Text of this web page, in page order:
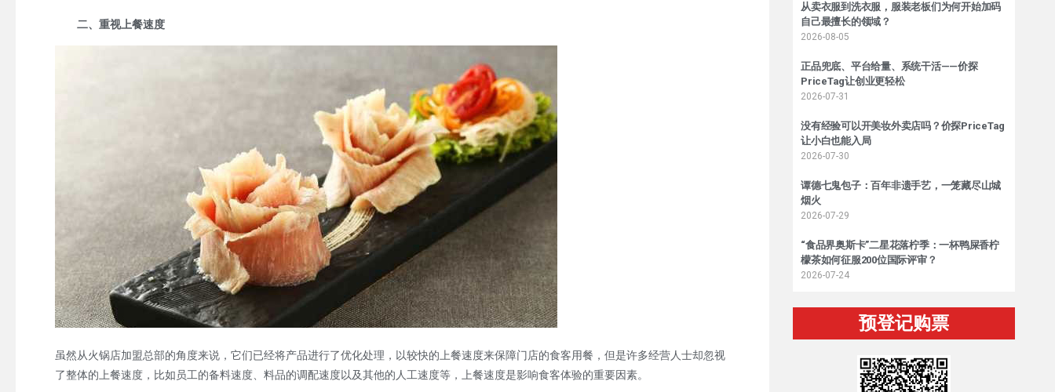
二、重视上餐速度
虽然从火锅店加盟总部的角度来说，它们已经将产品进行了优化处理，以较快的上餐速度来保障门店的食客用餐，但是许多经营人士却忽视
了整体的上餐速度，比如员工的备料速度、料品的调配速度以及其他的人工速度等，上餐速度是影响食客体验的重要因素。
从卖衣服到洗衣服，服装老板们为何开始加码
自己最擅长的领域？
2026-08-05
正品兜底、平台给量、系统干活——价探
PriceTag让创业更轻松
2026-07-31
没有经验可以开美妆外卖店吗？价探PriceTag
让小白也能入局
2026-07-30
谭德七鬼包子：百年非遗手艺，一笼藏尽山城
烟火
2026-07-29
“食品界奥斯卡”二星花落柠季：一杯鸭屎香柠
檬茶如何征服200位国际评审？
2026-07-24
预登记购票